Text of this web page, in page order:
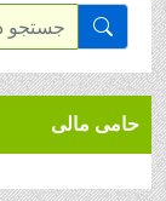
حامی مالی